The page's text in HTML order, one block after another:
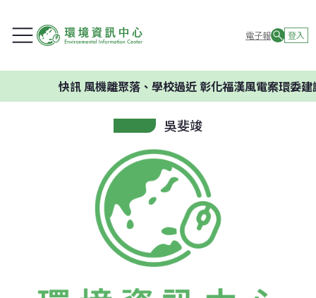
電子報 登入
快訊風機離聚落、學校過近 彰化福漢風電案環委建議不
吳斐竣